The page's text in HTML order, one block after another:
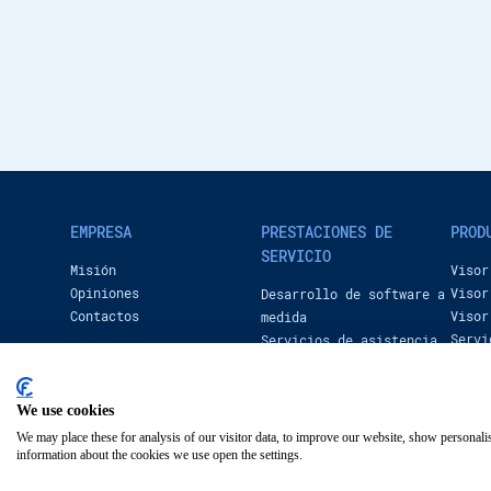
EMPRESA
Misión
Opiniones
Contactos
PRESTACIONES DE
SERVICIO
Desarrollo de software a
medida
Servicios de asistencia
Visor
Visor
Visor
We use cookies
We may place these for analysis of our visitor data, to improve our website, show
information about the cookies we use open the settings.